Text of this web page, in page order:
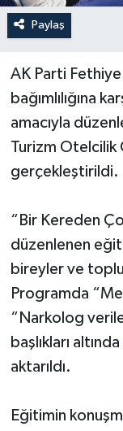
Paylaş
AK Parti
bağımlılığına
amacıyla
Turizm Otelcilik
gerçekleştirildi.
“Bir Kereden
düzenlenen
bireyler ve
Programda
“Narkolog
başlıkları
aktarıldı.
Eğitimin